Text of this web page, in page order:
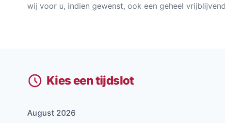
wij voor u, indien gewenst, ook een geheel
Kies een tijdslot
August 2026